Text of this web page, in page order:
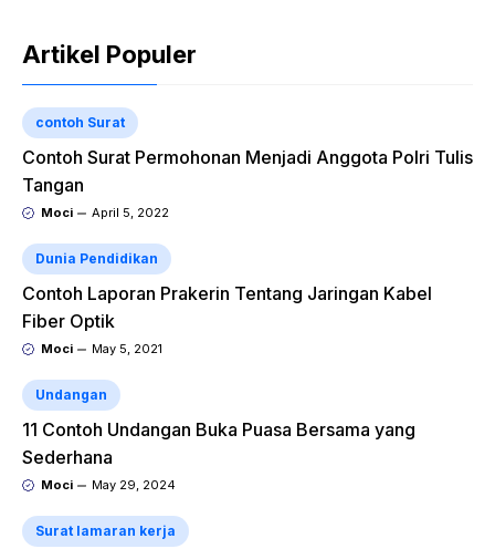
Artikel Populer
contoh Surat
Contoh Surat Permohonan Menjadi Anggota Polri Tulis
Tangan
Moci April 5, 2022
Dunia Pendidikan
Contoh Laporan Prakerin Tentang Jaringan Kabel
Fiber Optik
Moci May 5, 2021
Undangan
11 Contoh Undangan Buka Puasa Bersama yang
Sederhana
Moci May 29, 2024
Surat lamaran kerja